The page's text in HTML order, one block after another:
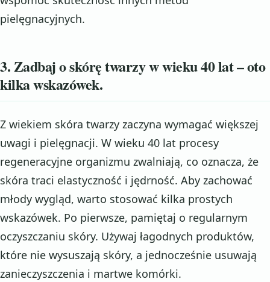
pielęgnacyjnych.
3. Zadbaj o skórę twarzy w wieku 40 lat – oto
kilka wskazówek.
Z wiekiem skóra twarzy zaczyna wymagać większej
uwagi i pielęgnacji. W wieku 40 lat procesy
regeneracyjne organizmu zwalniają, co oznacza, że
skóra traci elastyczność i jędrność. Aby zachować
młody wygląd, warto stosować kilka prostych
wskazówek. Po pierwsze, pamiętaj o regularnym
oczyszczaniu skóry. Używaj łagodnych produktów,
które nie wysuszają skóry, a jednocześnie usuwają
zanieczyszczenia i martwe komórki.